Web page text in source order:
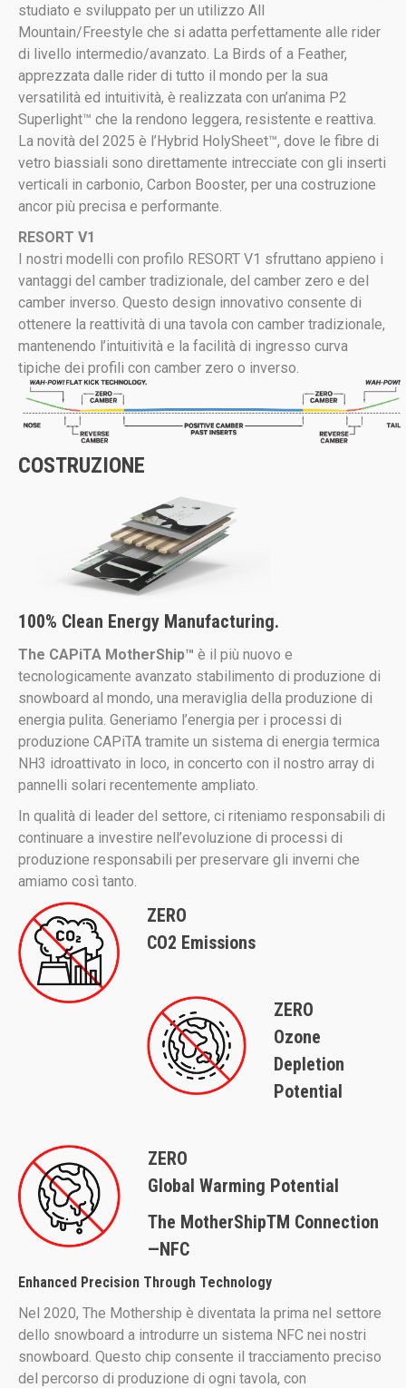
studiato e sviluppato per un utilizzo All
Mountain/Freestyle che si adatta perfettamente alle rider
di livello intermedio/avanzato. La Birds of a Feather,
apprezzata dalle rider di tutto il mondo per la sua
versatilità ed intuitività, è realizzata con un’anima P2
Superlight™ che la rendono leggera, resistente e reattiva.
La novità del 2025 è l’Hybrid HolySheet™, dove le fibre di
vetro biassiali sono direttamente intrecciate con gli inserti
verticali in carbonio, Carbon Booster, per una costruzione
ancor più precisa e performante.
RESORT V1
I nostri modelli con profilo RESORT V1 sfruttano appieno i
vantaggi del camber tradizionale, del camber zero e del
camber inverso. Questo design innovativo consente di
ottenere la reattività di una tavola con camber tradizionale,
mantenendo l’intuitività e la facilità di ingresso curva
tipiche dei profili con camber zero o inverso.
COSTRUZIONE
100% Clean Energy Manufacturing.
The CAPiTA MotherShip™ è il più nuovo e
tecnologicamente avanzato stabilimento di produzione di
snowboard al mondo, una meraviglia della produzione di
energia pulita. Generiamo l’energia per i processi di
produzione CAPiTA tramite un sistema di energia termica
NH3 idroattivato in loco, in concerto con il nostro array di
pannelli solari recentemente ampliato.
In qualità di leader del settore, ci riteniamo responsabili di
continuare a investire nell’evoluzione di processi di
produzione responsabili per preservare gli inverni che
amiamo così tanto.
ZERO
CO2 Emissions
ZERO
Ozone
Depletion
Potential
ZERO
Global Warming Potential
The MotherShipTM Connection
—NFC
Enhanced Precision Through Technology
Nel 2020, The Mothership è diventata la prima nel settore
dello snowboard a introdurre un sistema NFC nei nostri
snowboard. Questo chip consente il tracciamento preciso
del percorso di produzione di ogni tavola, con